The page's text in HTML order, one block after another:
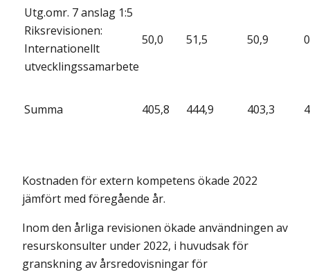
Utg.omr. 7 anslag 1:5
Riksrevisionen:
Internationellt
utvecklingssamarbete
50,0 51,5 50,9
Summa 405,8 444,9 403,3
Kostnaden för extern kompetens ökade 2022
jämfört med föregående år.
Inom den årliga revisionen ökade användningen av
resurskonsulter under 2022, i huvudsak för
granskning av årsredovisningar för